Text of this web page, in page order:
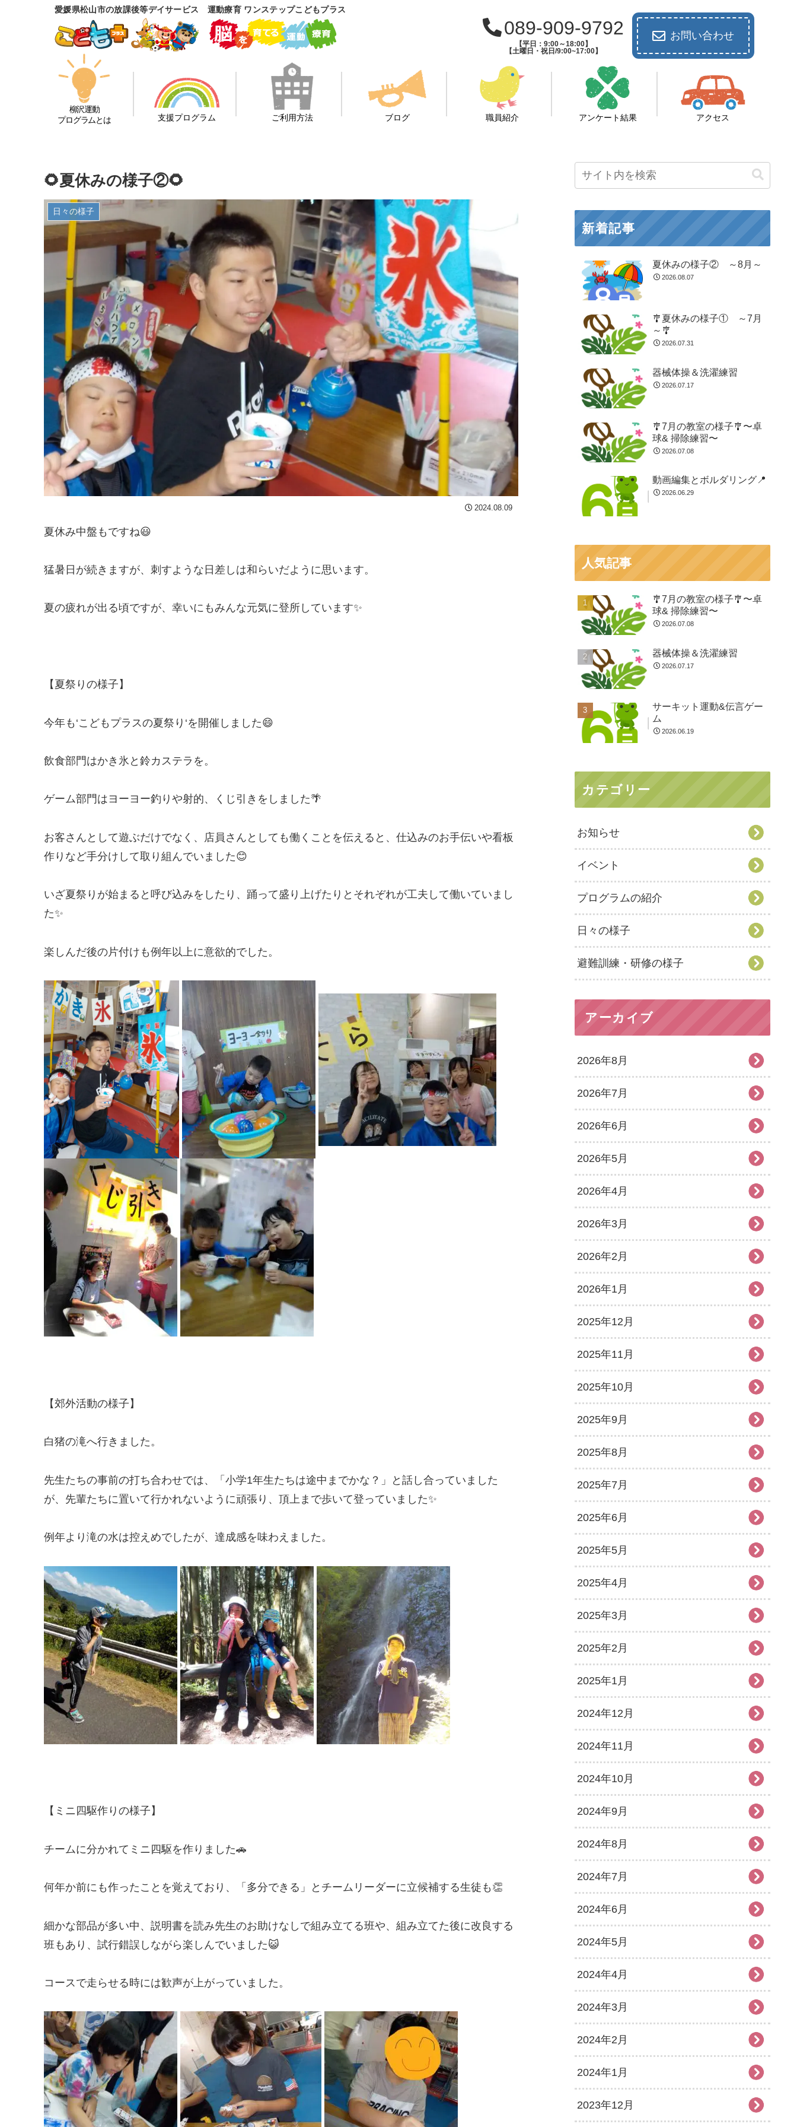
愛媛県松山市の放課後等デイサービス 運動療育 ワンステップこどもプラス
089-909-9792
【平日：9:00～18:00】
【土曜日・祝日/9:00~17:00】
お問い合わせ
柳沢運動
プログラムとは
支援プログラム ご利用方法 ブログ 職員紹介 アンケート結果 アクセス
🌻夏休みの様子②🌻
日々の様子
2024.08.09
夏休み中盤もですね😃
猛暑日が続きますが、刺すような日差しは和らいだように思います。
夏の疲れが出る頃ですが、幸いにもみんな元気に登所しています✨
【夏祭りの様子】
今年も‘こどもプラスの夏祭り‘を開催しました😄
飲食部門はかき氷と鈴カステラを。
ゲーム部門はヨーヨー釣りや射的、くじ引きをしました🌴
お客さんとして遊ぶだけでなく、店員さんとしても働くことを伝えると、仕込みのお手伝いや看板
作りなど手分けして取り組んでいました😊
いざ夏祭りが始まると呼び込みをしたり、踊って盛り上げたりとそれぞれが工夫して働いていまし
た✨
楽しんだ後の片付けも例年以上に意欲的でした。
【郊外活動の様子】
白猪の滝へ行きました。
先生たちの事前の打ち合わせでは、「小学1年生たちは途中までかな？」と話し合っていました
が、先輩たちに置いて行かれないように頑張り、頂上まで歩いて登っていました✨
例年より滝の水は控えめでしたが、達成感を味わえました︎。
【ミニ四駆作りの様子】
チームに分かれてミニ四駆を作りました🚗
何年か前にも作ったことを覚えており、「多分できる」とチームリーダーに立候補する生徒も👏
細かな部品が多い中、説明書を読み先生のお助けなしで組み立てる班や、組み立てた後に改良する
班もあり、試行錯誤しながら楽しんでいました😺
コースで走らせる時には歓声が上がっていました。
新着記事
夏休みの様子② ～8月～
2026.08.07
🎐夏休みの様子① ～7月
～🎐
2026.07.31
器械体操＆洗濯練習
2026.07.17
🎐7月の教室の様子🎐〜卓
球& 掃除練習〜
2026.07.08
動画編集とボルダリング📍
2026.06.29
人気記事
🎐7月の教室の様子🎐〜卓
球& 掃除練習〜
2026.07.08
器械体操＆洗濯練習
2026.07.17
サーキット運動&伝言ゲー
ム
2026.06.19
カテゴリー
お知らせ
イベント
プログラムの紹介
日々の様子
避難訓練・研修の様子
アーカイブ
2026年8月
2026年7月
2026年6月
2026年5月
2026年4月
2026年3月
2026年2月
2026年1月
2025年12月
2025年11月
2025年10月
2025年9月
2025年8月
2025年7月
2025年6月
2025年5月
2025年4月
2025年3月
2025年2月
2025年1月
2024年12月
2024年11月
2024年10月
2024年9月
2024年8月
2024年7月
2024年6月
2024年5月
2024年4月
2024年3月
2024年2月
2024年1月
2023年12月